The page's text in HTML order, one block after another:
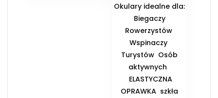
️Okulary idealne dla:
️ Biegaczy ️
Rowerzystów ️
Wspinaczy ️
Turystów ️ Osób
aktywnych
️ ELASTYCZNA
OPRAWKA ️ szkła